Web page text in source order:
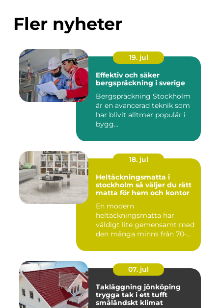
Fler nyheter
19. jul
Effektiv och säker
bergspräckning i sverige
Bergspräckning Stockholm
är en avancerad teknik som
har blivit alltmer populär i
bygg...
18. jul
Heltäckningsmatta i
stockholm så väljer du rätt
matta för hem och kontor
En modern
heltäckningsmatta har
väldigt lite gemensamt med
den många minns från 70-
07. jul
Takläggning jönköping
trygga tak i ett tufft
småländskt klimat